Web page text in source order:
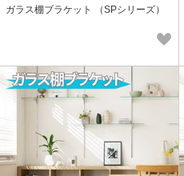
ガラス棚ブラケット （SPシリーズ）